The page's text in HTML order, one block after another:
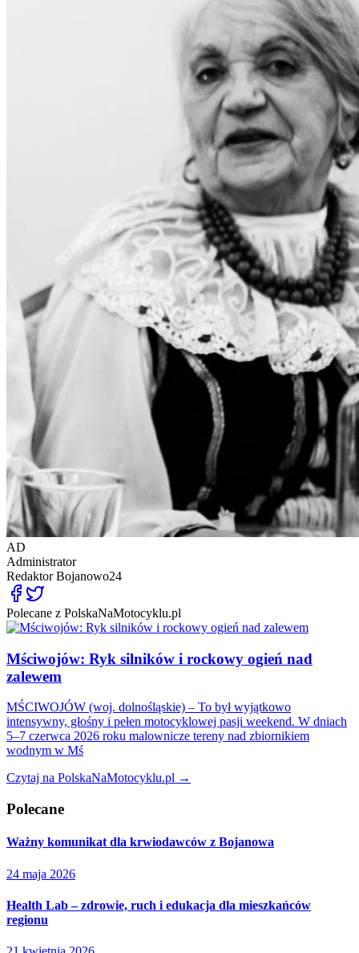
AD
Administrator
RedaktorBojanowo24
Polecane z PolskaNaMotocyklu.pl
Mściwojów: Ryk silników i rockowy ogień nad
zalewem
MŚCIWOJÓW (woj. dolnośląskie) – To był wyjątkowo
intensywny, głośny i pełen motocyklowej pasji weekend. W dniach
5–7 czerwca 2026 roku malownicze tereny nad zbiornikiem
wodnym w Mś
Czytaj na PolskaNaMotocyklu.pl →
Polecane
Ważny komunikat dla krwiodawców z Bojanowa
24 maja 2026
Health Lab – zdrowie, ruch i edukacja dla mieszkańców
regionu